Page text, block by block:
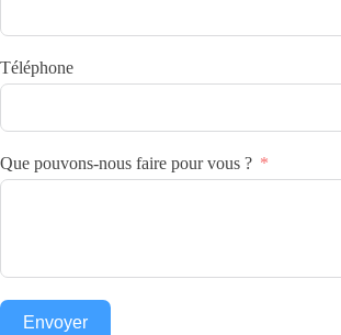
Téléphone
Que pouvons-nous faire pour vous ?
Envoyer